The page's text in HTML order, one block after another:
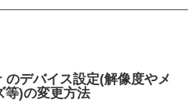
のデバイス設定(解像度やメ
等)の変更方法